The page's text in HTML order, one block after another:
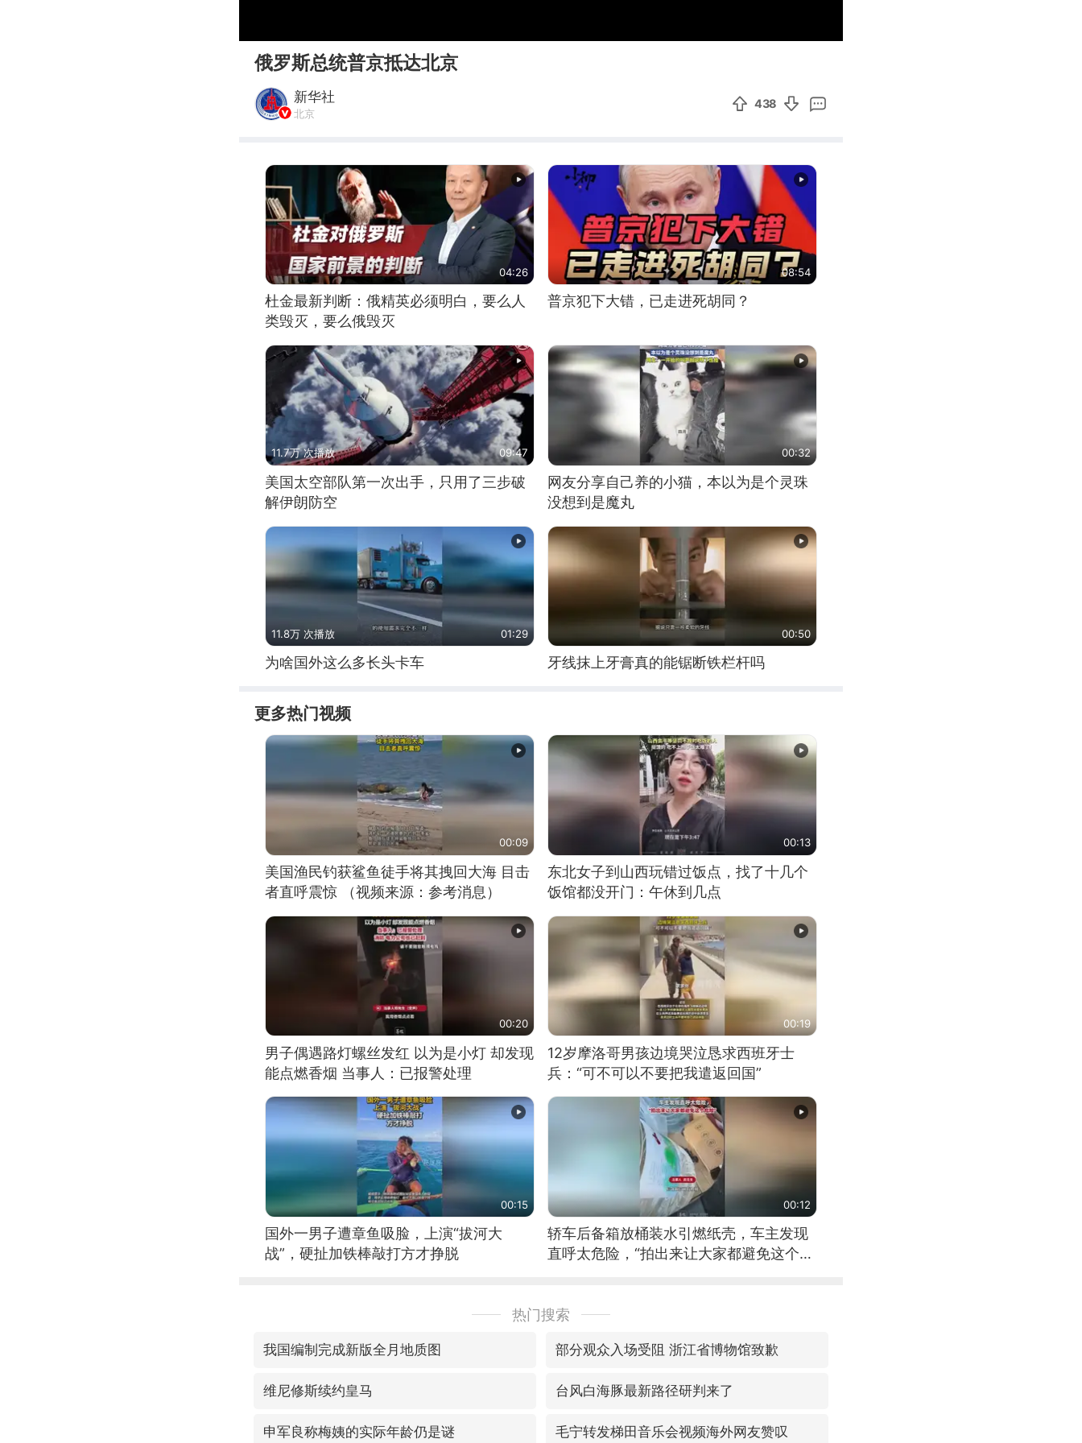
俄罗斯总统普京抵达北京
新华社
北京
438
04:26
杜金最新判断：俄精英必须明白，要么人
类毁灭，要么俄毁灭
08:54
普京犯下大错，已走进死胡同？
11.7万 次播放 09:47
美国太空部队第一次出手，只用了三步破
解伊朗防空
00:32
网友分享自己养的小猫，本以为是个灵珠
没想到是魔丸
11.8万 次播放 01:29
为啥国外这么多长头卡车
00:50
牙线抹上牙膏真的能锯断铁栏杆吗
更多热门视频
00:09
美国渔民钓获鲨鱼徒手将其拽回大海 目击
者直呼震惊 （视频来源：参考消息）
00:13
东北女子到山西玩错过饭点，找了十几个
饭馆都没开门：午休到几点
00:20
男子偶遇路灯螺丝发红 以为是小灯 却发现
能点燃香烟 当事人：已报警处理
00:19
12岁摩洛哥男孩边境哭泣恳求西班牙士
兵：“可不可以不要把我遣返回国”
00:15
国外一男子遭章鱼吸脸，上演“拔河大
战”，硬扯加铁棒敲打方才挣脱
00:12
轿车后备箱放桶装水引燃纸壳，车主发现
直呼太危险，“拍出来让大家都避免这个危
热门搜索
我国编制完成新版全月地质图 部分观众入场受阻 浙江省博物馆致歉
维尼修斯续约皇马 台风白海豚最新路径研判来了
申军良称梅姨的实际年龄仍是谜 毛宁转发梯田音乐会视频海外网友赞叹